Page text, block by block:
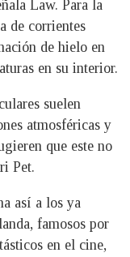
Law. Para la
de corrientes
de hielo en
en su interior.
suelen
atmosféricas y
que este no
Pet.
así a los ya
famosos por
en el cine,